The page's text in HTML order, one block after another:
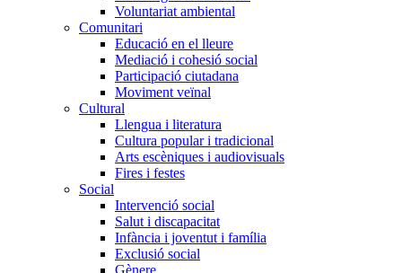
Voluntariat ambiental
Comunitari
Educació en el lleure
Mediació i cohesió social
Participació ciutadana
Moviment veïnal
Cultural
Llengua i literatura
Cultura popular i tradicional
Arts escèniques i audiovisuals
Fires i festes
Social
Intervenció social
Salut i discapacitat
Infància i joventut i família
Exclusió social
Gènere